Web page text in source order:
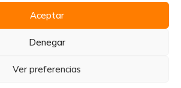
Aceptar
Denegar
Ver preferencias